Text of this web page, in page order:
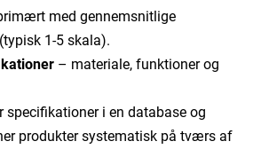
med gennemsnitlige
1-5 skala).
– materiale, funktioner og
specifikationer i en database og
produkter systematisk på tværs af